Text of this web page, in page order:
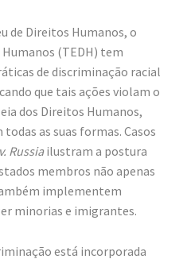
de Direitos Humanos, o
(TEDH) tem
de discriminação racial
que tais ações violam o
dos Direitos Humanos,
as suas formas. Casos
Russiailustram a postura
membros não apenas
implementem
minorias e imigrantes.
está incorporada